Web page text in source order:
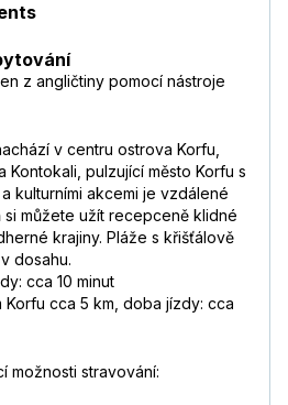
z angličtiny pomocí nástroje
v centru ostrova Korfu,
Kontokali, pulzující město Korfu s
kulturními akcemi je vzdálené
si můžete užít recepceně klidné
krajiny. Pláže s křišťálově
dosahu.
cca 10 minut
Korfu cca 5 km, doba jízdy: cca
možnosti stravování: